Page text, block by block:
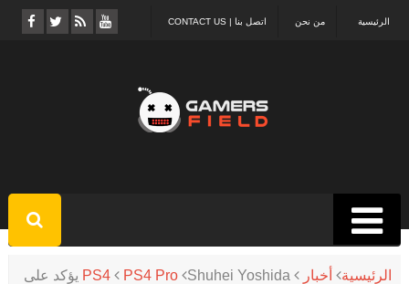
اتصل بنا | CONTACT US من نحن الرئيسية
الرئيسية أخبار PS4 PS4 Pro
Shuhei Yoshida يؤكد على